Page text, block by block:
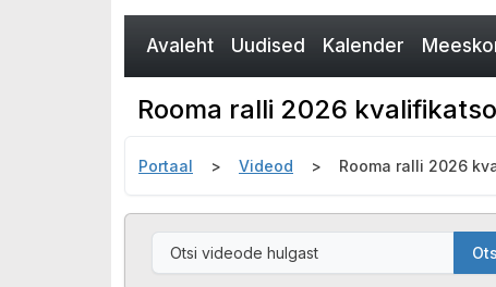
Avaleht Uudised Kalender
Rooma ralli 2026
Portaal Videod Rooma ralli 2026